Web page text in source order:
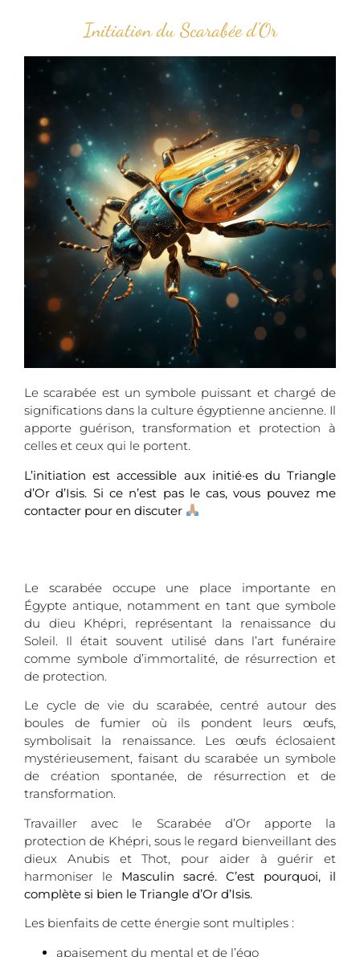
Initiation du Scarabée d'Or
Le scarabée est un symbole puissant et chargé de
significations dans la culture égyptienne ancienne. Il
apporte guérison, transformation et protection à
celles et ceux qui le portent.
L’initiation est accessible aux initié·es du Triangle
d’Or d’Isis. Si ce n’est pas le cas, vous pouvez me
contacter pour en discuter
Le scarabée occupe une place importante en
Égypte antique, notamment en tant que symbole
du dieu Khépri, représentant la renaissance du
Soleil. Il était souvent utilisé dans l’art funéraire
comme symbole d’immortalité, de résurrection et
de protection.
Le cycle de vie du scarabée, centré autour des
boules de fumier où ils pondent leurs œufs,
symbolisait la renaissance. Les œufs éclosaient
mystérieusement, faisant du scarabée un symbole
de création spontanée, de résurrection et de
transformation.
Travailler avec le Scarabée d’Or apporte la
protection de Khépri, sous le regard bienveillant des
dieux Anubis et Thot, pour aider à guérir et
harmoniser le Masculin sacré. C’est pourquoi, il
complète si bien le Triangle d’Or d’Isis.
Les bienfaits de cette énergie sont multiples :
apaisement du mental et de l’égo